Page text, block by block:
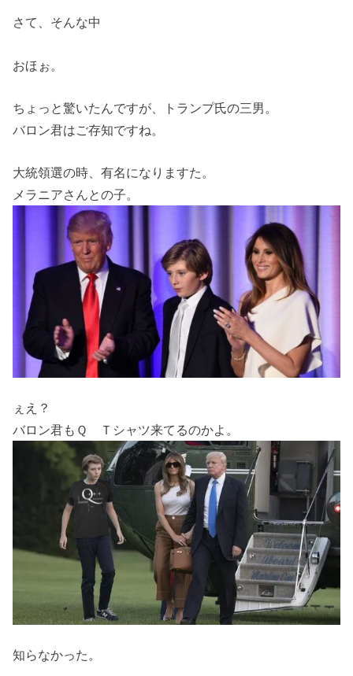
さて、そんな中
おほぉ。
ちょっと驚いたんですが、トランプ氏の三男。
バロン君はご存知ですね。
大統領選の時、有名になりますた。
メラニアさんとの子。
ぇえ？
バロン君もＱ Ｔシャツ来てるのかよ。
知らなかった。